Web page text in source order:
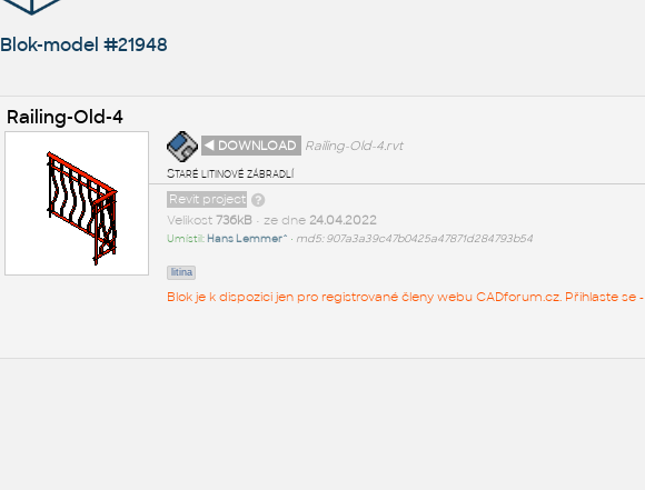
Blok-model #21948
Railing-Old-4
◄ DOWNLOAD
Railing-Old-4.rvt
Staré litinové zábradlí
Revit project
Velikost 736kB• ze dne 24.04.2022
Umístil: Hans Lemmer^ • md5: 907a3a39c47b0425a47871d284793b54
litina
Blok je k dispozici jen pro registrované členy webu CADforum.cz. Přihlaste se -